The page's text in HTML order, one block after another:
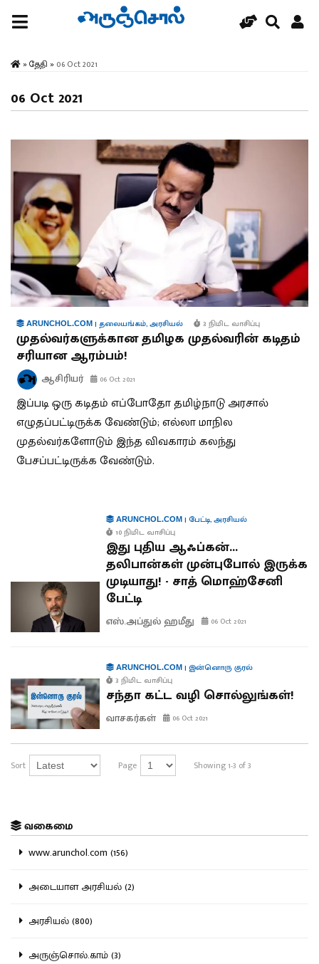
» தேதி » 06 Oct 2021
06 Oct 2021
ARUNCHOL.COM | தலையங்கம்,அரசியல் 3 நிமிட வாசிப்பு
முதல்வர்களுக்கான தமிழக முதல்வரின் கடிதம்
சரியான ஆரம்பம்!
ஆசிரியர் 06 Oct 2021
இப்படி ஒரு கடிதம் எப்போதோ தமிழ்நாடு அரசால்
எழுதப்பட்டிருக்க வேண்டும்; எல்லா மாநில
முதல்வர்களோடும் இந்த விவகாரம் கலந்து
பேசப்பட்டிருக்க வேண்டும்.
ARUNCHOL.COM| பேட்டி,அரசியல்
10 நிமிட வாசிப்பு
இது புதிய ஆஃப்கன்…
தலிபான்கள் முன்புபோல் இருக்க
முடியாது! - சாத் மொஹ்சேனி
பேட்டி
எஸ்.அப்துல் ஹமீது 06 Oct 2021
ARUNCHOL.COM| இன்னொரு குரல்
3 நிமிட வாசிப்பு
சந்தா கட்ட வழி சொல்லுங்கள்!
வாசகர்கள் 06 Oct 2021
Sort Page Showing 1-3 of 3
வகைமை
www.arunchol.com (156)
அடையாள அரசியல் (2)
அரசியல் (800)
அருஞ்சொல்.காம் (3)